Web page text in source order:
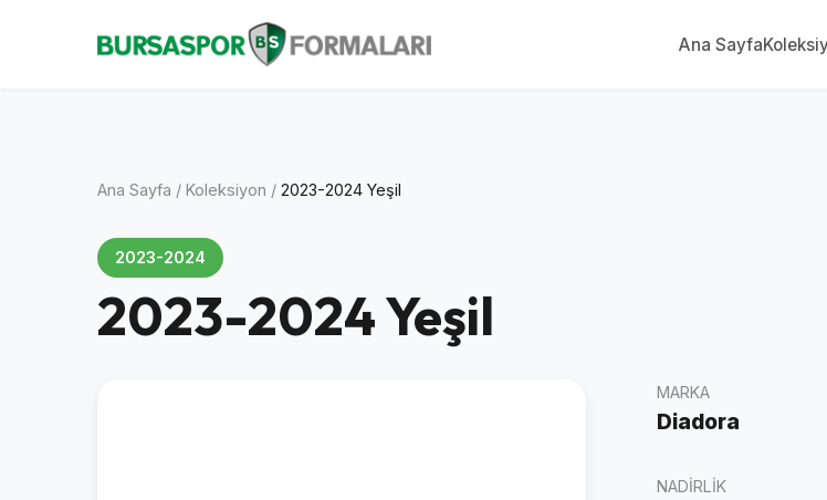
Ana Sayfa
Ana Sayfa / Koleksiyon / 2023-2024 Yeşil
2023-2024
2023-2024 Yeşil
MARKA
Diadora
NADIRLIK